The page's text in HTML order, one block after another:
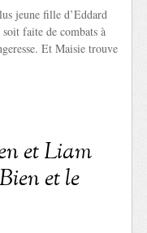
jeune fille d’Eddard
faite de combats à
Et Maisie trouve
et Liam
et le